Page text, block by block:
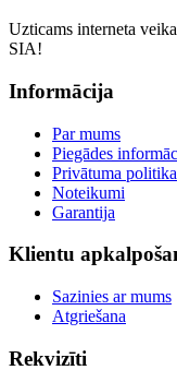
Uzticams interneta
SIA!
Informācija
Par mums
Piegādes
Privātuma politika
Noteikumi
Garantija
Klientu
Sazinies ar mums
Atgriešana
Rekvizīti